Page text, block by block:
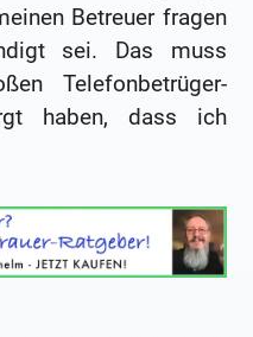
Betreuer fragen
sei. Das muss
Telefonbetrüger-
haben, dass ich